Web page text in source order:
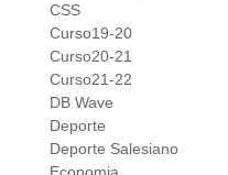
CSS
Curso19-20
Curso20-21
Curso21-22
DB Wave
Deporte
Deporte Salesiano